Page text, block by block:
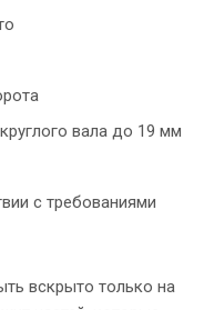
вала до 19 мм
с требованиями
вскрыто только на